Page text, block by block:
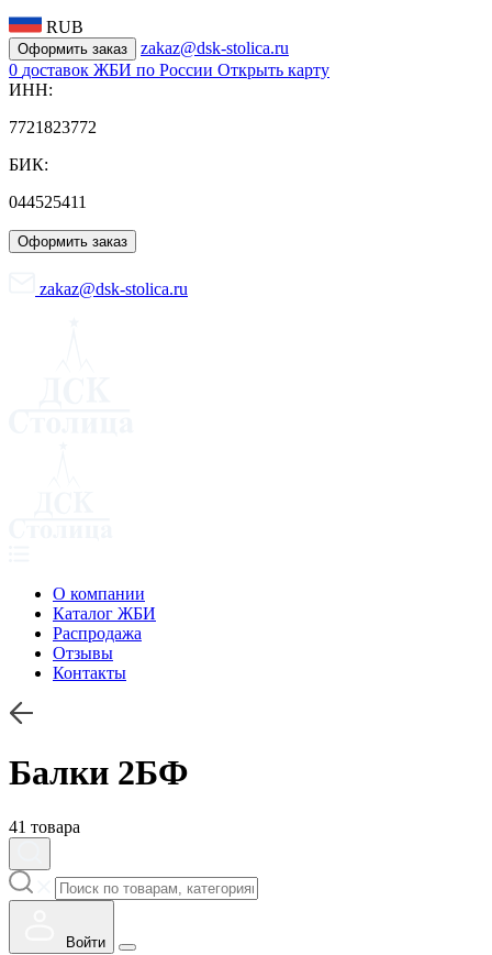
RUB
Оформить заказ
zakaz@dsk-stolica.ru
0 доставок ЖБИ по России Открыть карту
ИНН:
7721823772
БИК:
044525411
Оформить заказ
zakaz@dsk-stolica.ru
О компании
Каталог ЖБИ
Распродажа
Отзывы
Контакты
Балки 2БФ
41 товара
Войти